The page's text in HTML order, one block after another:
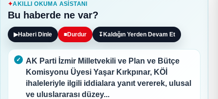
AKILLI OKUMA ASISTANI
Bu haberde ne var?
▶Haberi Dinle ■Durdur ↧ Kaldığın Yerden Devam Et
AK Parti İzmir Milletvekili ve Plan ve Bütçe
Komisyonu Üyesi Yaşar Kırkpınar, KÖİ
ihaleleriyle ilgili iddialara yanıt vererek, ulusal
ve uluslararası düzey...